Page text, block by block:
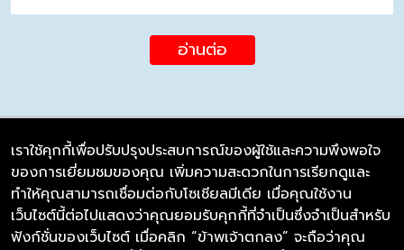
อ่านต่อ
บริษัท ซิมลิงค์ จำกัด
98/226 Bangrakyai-Baanmai Road,
Bangyai, Nonthaburi 11140
เราใช้คุกกี้เพื่อปรับปรุงประสบการณ์ของผู้ใช้และความพึงพอใจ
ของการเยี่ยมชมของคุณ เพิ่มความสะดวกในการเรียกดูและ
ทำให้คุณสามารถเชื่อมต่อกับโซเชียลมีเดีย เมื่อคุณใช้งาน
เว็บไซต์นี้ต่อไปแสดงว่าคุณยอมรับคุกกี้ที่จำเป็นซึ่งจำเป็นสำหรับ
ฟังก์ชั่นของเว็บไซต์ เมื่อคลิก “ข้าพเจ้าตกลง” จะถือว่าคุณ